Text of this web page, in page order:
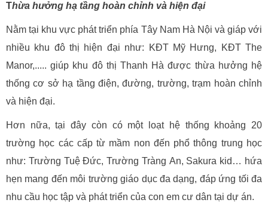
Thừa hưởng hạ tầng hoàn chỉnh và hiện đại
Nằm tại khu vực phát triển phía Tây Nam Hà Nội và giáp với
nhiều khu đô thị hiện đại như: KĐT Mỹ Hưng, KĐT The
Manor,..... giúp khu đô thị Thanh Hà được thừa hưởng hệ
thống cơ sở hạ tầng điện, đường, trường, trạm hoàn chỉnh
và hiện đại.
Hơn nữa, tại đây còn có một loạt hệ thống khoảng 20
trường học các cấp từ mầm non đến phổ thông trung học
như: Trường Tuệ Đức, Trường Tràng An, Sakura kid… hứa
hẹn mang đến môi trường giáo dục đa dạng, đáp ứng tối đa
nhu cầu học tập và phát triển của con em cư dân tại dự án.